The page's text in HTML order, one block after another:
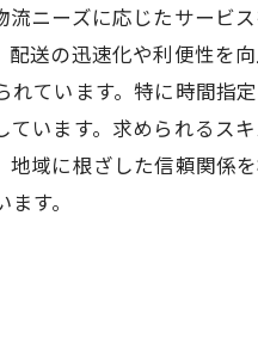
ニーズに応じたサービ
送の迅速化や利便性を
ています。特に時間指
います。求められるス
域に根ざした信頼関係
す。